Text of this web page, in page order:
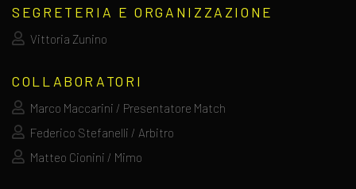
SEGRETERIA E ORGANIZZAZIONE
Vittoria Zunino
COLLABORATORI
Marco Maccarini / Presentatore Match
Federico Stefanelli / Arbitro
Matteo Cionini / Mimo